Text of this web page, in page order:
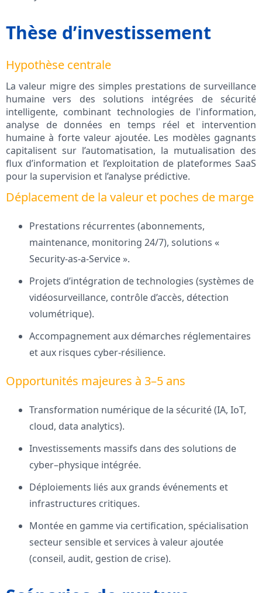
Thèse d’investissement
Hypothèse centrale
La valeur migre des simples prestations de surveillance
humaine vers des solutions intégrées de sécurité
intelligente, combinant technologies de l'information,
analyse de données en temps réel et intervention
humaine à forte valeur ajoutée. Les modèles gagnants
capitalisent sur l’automatisation, la mutualisation des
flux d’information et l’exploitation de plateformes SaaS
pour la supervision et l’analyse prédictive.
Déplacement de la valeur et poches de marge
Prestations récurrentes (abonnements,
maintenance, monitoring 24/7), solutions «
Security-as-a-Service ».
Projets d’intégration de technologies (systèmes de
vidéosurveillance, contrôle d’accès, détection
volumétrique).
Accompagnement aux démarches réglementaires
et aux risques cyber-résilience.
Opportunités majeures à 3–5 ans
Transformation numérique de la sécurité (IA, IoT,
cloud, data analytics).
Investissements massifs dans des solutions de
cyber–physique intégrée.
Déploiements liés aux grands événements et
infrastructures critiques.
Montée en gamme via certification, spécialisation
secteur sensible et services à valeur ajoutée
(conseil, audit, gestion de crise).